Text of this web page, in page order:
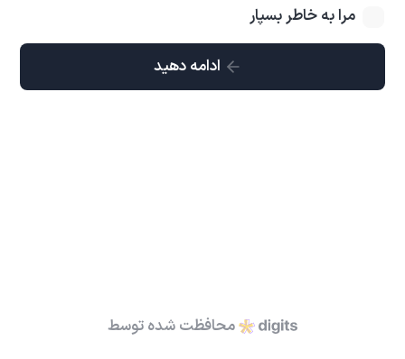
مرا به خاطر بسپار
ادامه دهید
محافظت شده توسط